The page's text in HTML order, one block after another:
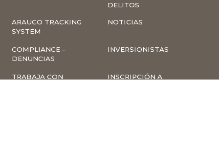
DELITOS
ARAUCO TRACKING
SYSTEM
NOTICIAS
COMPLIANCE –
DENUNCIAS
INVERSIONISTAS
TRABAJA CON
INSCRIPCIÓN A